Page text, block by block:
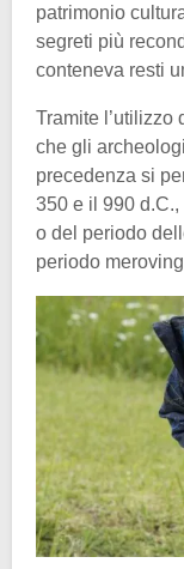
patrimonio
segreti più
conteneva resti
Tramite l’utilizzo
che gli
precedenza si
350 e il 990
o del periodo
periodo